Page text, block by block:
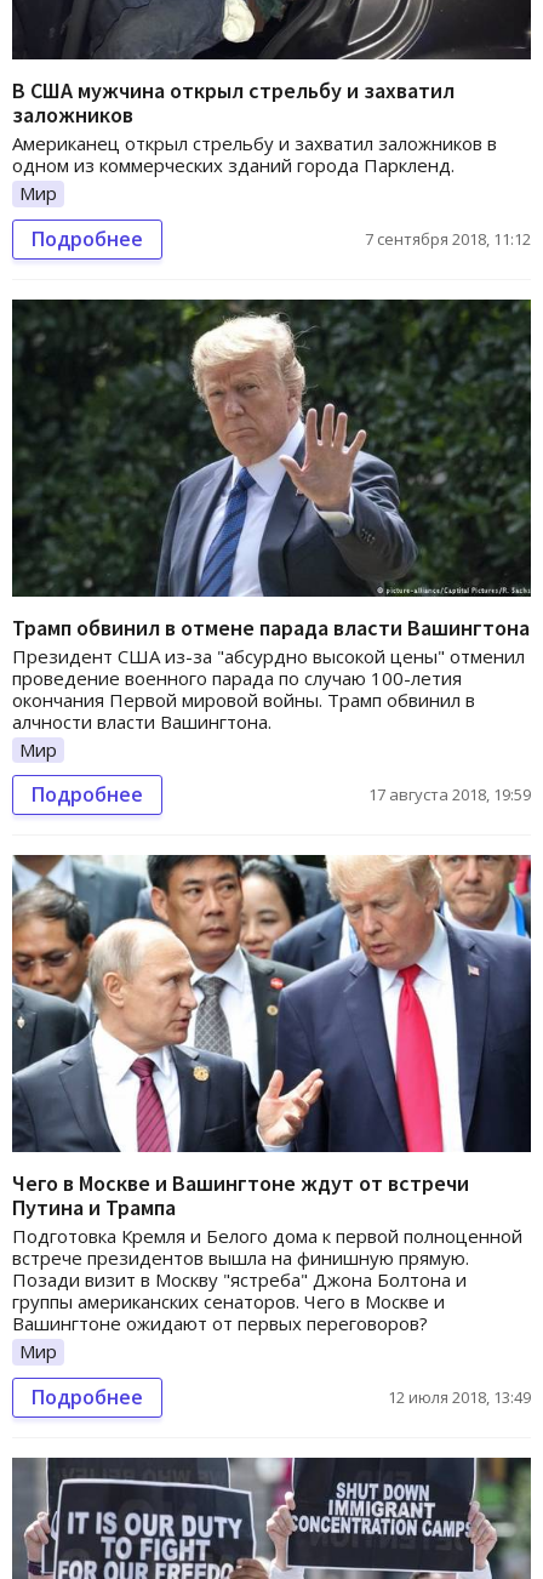
В США мужчина открыл стрельбу и захватил
заложников
Американец открыл стрельбу и захватил заложников в
одном из коммерческих зданий города Паркленд.
Мир
Подробнее 7 сентября 2018, 11:12
Трамп обвинил в отмене парада власти Вашингтона
Президент США из-за "абсурдно высокой цены" отменил
проведение военного парада по случаю 100-летия
окончания Первой мировой войны. Трамп обвинил в
алчности власти Вашингтона.
Мир
Подробнее 17 августа 2018, 19:59
Чего в Москве и Вашингтоне ждут от встречи
Путина и Трампа
Подготовка Кремля и Белого дома к первой полноценной
встрече президентов вышла на финишную прямую.
Позади визит в Москву "ястреба" Джона Болтона и
группы американских сенаторов. Чего в Москве и
Вашингтоне ожидают от первых переговоров?
Мир
Подробнее 12 июля 2018, 13:49